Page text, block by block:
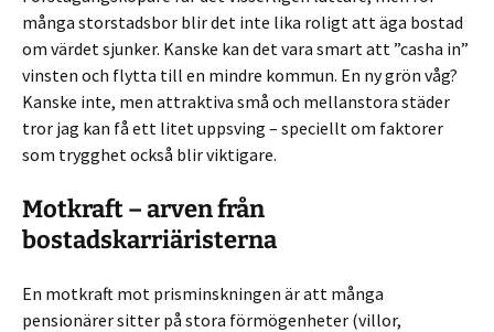
många storstadsbor blir det inte lika roligt att äga bostad
om värdet sjunker. Kanske kan det vara smart att ”casha in”
vinsten och flytta till en mindre kommun. En ny grön våg?
Kanske inte, men attraktiva små och mellanstora städer
tror jag kan få ett litet uppsving – speciellt om faktorer
som trygghet också blir viktigare.
Motkraft – arven från
bostadskarriäristerna
En motkraft mot prisminskningen är att många
pensionärer sitter på stora förmögenheter (villor,